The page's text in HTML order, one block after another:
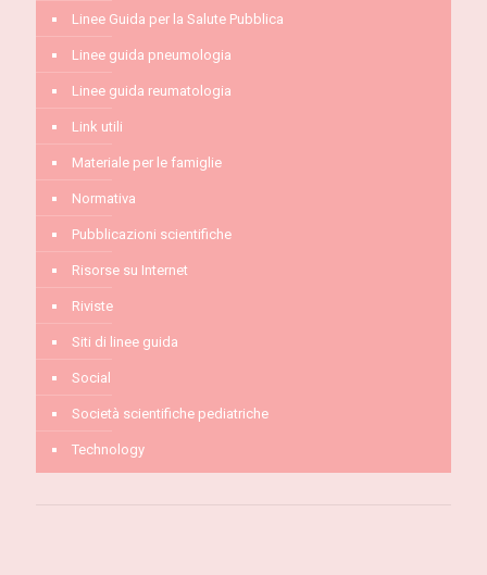
Linee Guida per la Salute Pubblica
Linee guida pneumologia
Linee guida reumatologia
Link utili
Materiale per le famiglie
Normativa
Pubblicazioni scientifiche
Risorse su Internet
Riviste
Siti di linee guida
Social
Società scientifiche pediatriche
Technology